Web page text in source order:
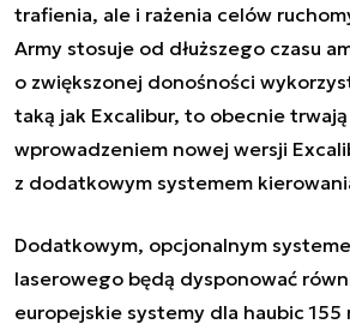
trafienia, ale i rażenia celów
Army stosuje od dłuższego czasu
o zwiększonej donośności
taką jak Excalibur, to obecnie
wprowadzeniem nowej wersji
z dodatkowym systemem
Dodatkowym, opcjonalnym
laserowego będą dysponować
europejskie systemy dla haubic 155